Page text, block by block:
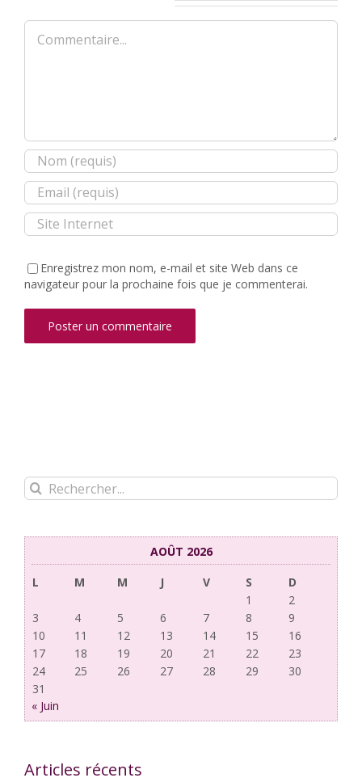
Commentaire
Enregistrez mon nom, e-mail et site Web dans ce
navigateur pour la prochaine fois que je commenterai.
Rechercher:
AOÛT 2026
L
M M J V S
D
1
2
3
4 5 6 7 8
9
10
11 12 13 14 15
16
17
18 19 20 21 22
23
24
25 26 27 28 29
30
31
« Juin
Articles récents